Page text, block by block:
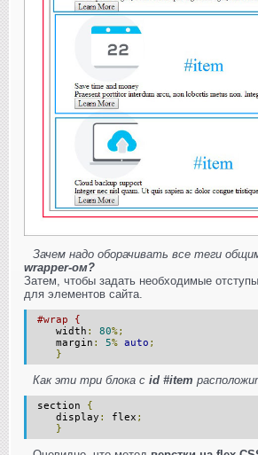
Зачем надо оборачивать все теги
wrapper-ом?
Затем, чтобы задать необходимые
для элементов сайта.
#wrap {
width : 80%;
margin : 5% auto ;
}
Как эти три блока с id #item
section {
display : flex ;
}